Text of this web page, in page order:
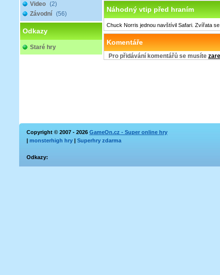
Video (2)
Závodní (56)
Odkazy
Staré hry
Náhodný vtip před hraním
Chuck Norris jednou navštívil Safari. Zvířata
Komentáře
Pro přidávání komentářů se musíte
Copyright © 2007 - 2026 GameOn.cz - Super online hry
| monsterhigh hry | Superhry zdarma
Odkazy: